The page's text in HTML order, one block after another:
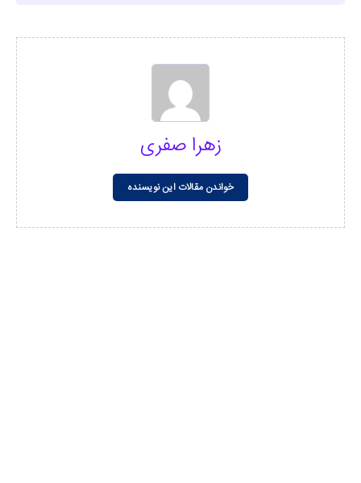
زهرا صفری
خواندن مقالات این نویسنده